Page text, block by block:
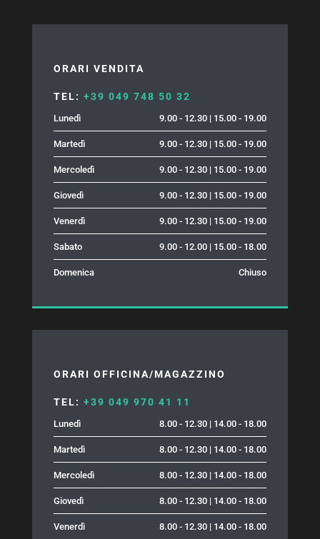
ORARI VENDITA
TEL: +39 049 748 50 32
Lunedì 9.00 - 12.30 | 15.00 - 19.00
Martedì 9.00 - 12.30 | 15.00 - 19.00
Mercoledì 9.00 - 12.30 | 15.00 - 19.00
Giovedì 9.00 - 12.30 | 15.00 - 19.00
Venerdì 9.00 - 12.30 | 15.00 - 19.00
Sabato 9.00 - 12.00 | 15.00 - 18.00
Domenica Chiuso
ORARI OFFICINA/MAGAZZINO
TEL: +39 049 970 41 11
Lunedì 8.00 - 12.30 | 14.00 - 18.00
Martedì 8.00 - 12.30 | 14.00 - 18.00
Mercoledì 8.00 - 12.30 | 14.00 - 18.00
Giovedì 8.00 - 12.30 | 14.00 - 18.00
Venerdì 8.00 - 12.30 | 14.00 - 18.00